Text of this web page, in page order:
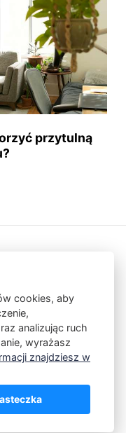
przytulną
cookies, aby
analizując ruch
wyrażasz
znajdziesz w